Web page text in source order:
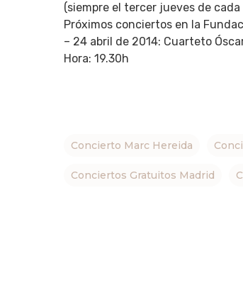
Hit enter to search or
(siempre el tercer jueves de
Próximos conciertos en la
– 24 abril de 2014: Cuarteto
Hora: 19.30h
Concierto Marc Hereida
Conciertos Gratuitos Madrid